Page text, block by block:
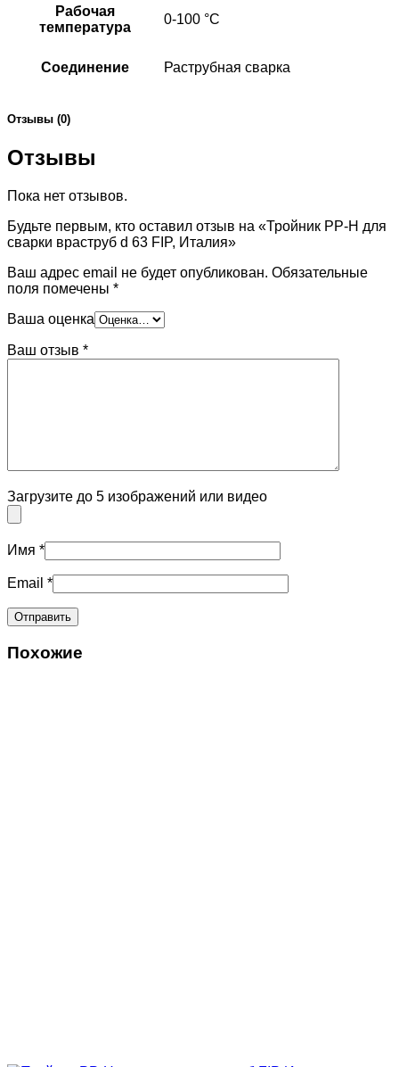
Рабочая
температура
0-100 °C
Соединение Раструбная сварка
Отзывы (0)
Отзывы
Пока нет отзывов.
Будьте первым, кто оставил отзыв на «Тройник PP-H для
сварки враструб d 63 FIP, Италия»
Ваш адрес email не будет опубликован. Обязательные
поля помечены *
Ваша оценка
Ваш отзыв *
Загрузите до 5 изображений или видео
Имя *
Email *
Похожие